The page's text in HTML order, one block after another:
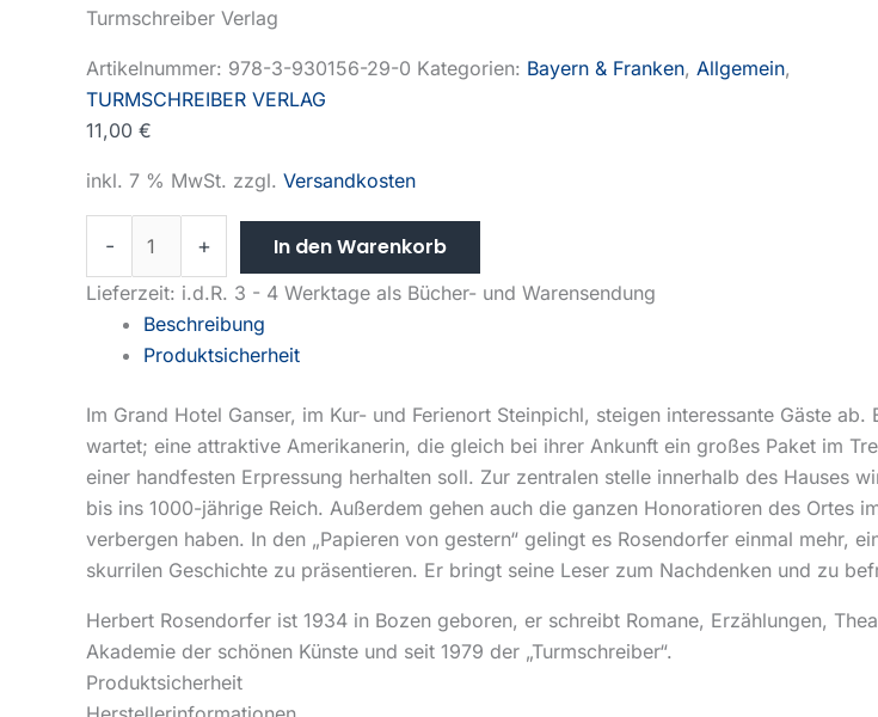
Turmschreiber Verlag
Artikelnummer: 978-3-930156-29-0 Kategorien: Bayern & Franken, Allgemein,
TURMSCHREIBER VERLAG
11,00 €
inkl. 7 % MwSt. zzgl. Versandkosten
- + In den Warenkorb
Lieferzeit: i.d.R. 3 - 4 Werktage als Bücher- und Warensendung
Beschreibung
Produktsicherheit
Im Grand Hotel Ganser, im Kur- und Ferienort Steinpichl, steigen interessante Gäste
wartet; eine attraktive Amerikanerin, die gleich bei ihrer Ankunft ein großes Paket im
einer handfesten Erpressung herhalten soll. Zur zentralen stelle innerhalb des Hauses
bis ins 1000-jährige Reich. Außerdem gehen auch die ganzen Honoratioren des Ortes
verbergen haben. In den „Papieren von gestern“ gelingt es Rosendorfer einmal mehr,
skurrilen Geschichte zu präsentieren. Er bringt seine Leser zum Nachdenken und zu
Herbert Rosendorfer ist 1934 in Bozen geboren, er schreibt Romane, Erzählungen,
Akademie der schönen Künste und seit 1979 der „Turmschreiber“.
Produktsicherheit